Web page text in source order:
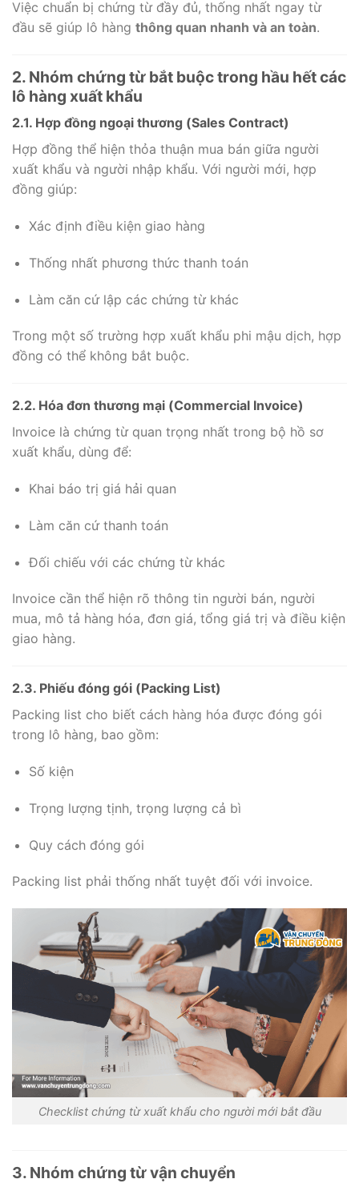
Việc chuẩn bị chứng từ đầy đủ, thống nhất ngay từ
đầu sẽ giúp lô hàng thông quan nhanh và an toàn.
2. Nhóm chứng từ bắt buộc trong hầu hết các
lô hàng xuất khẩu
2.1. Hợp đồng ngoại thương (Sales Contract)
Hợp đồng thể hiện thỏa thuận mua bán giữa người
xuất khẩu và người nhập khẩu. Với người mới, hợp
đồng giúp:
Xác định điều kiện giao hàng
Thống nhất phương thức thanh toán
Làm căn cứ lập các chứng từ khác
Trong một số trường hợp xuất khẩu phi mậu dịch, hợp
đồng có thể không bắt buộc.
2.2. Hóa đơn thương mại (Commercial Invoice)
Invoice là chứng từ quan trọng nhất trong bộ hồ sơ
xuất khẩu, dùng để:
Khai báo trị giá hải quan
Làm căn cứ thanh toán
Đối chiếu với các chứng từ khác
Invoice cần thể hiện rõ thông tin người bán, người
mua, mô tả hàng hóa, đơn giá, tổng giá trị và điều kiện
giao hàng.
2.3. Phiếu đóng gói (Packing List)
Packing list cho biết cách hàng hóa được đóng gói
trong lô hàng, bao gồm:
Số kiện
Trọng lượng tịnh, trọng lượng cả bì
Quy cách đóng gói
Packing list phải thống nhất tuyệt đối với invoice.
Checklist chứng từ xuất khẩu cho người mới bắt đầu
3. Nhóm chứng từ vận chuyển